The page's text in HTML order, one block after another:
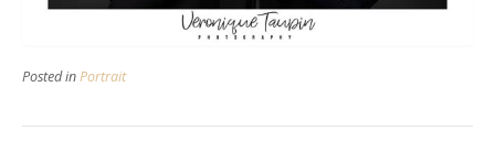
Posted inPortrait